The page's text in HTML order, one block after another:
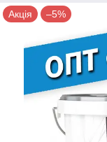
Акція –5%